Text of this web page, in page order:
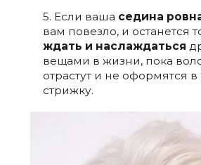
5. Если ваша седина
вам повезло, и останется
ждать и наслаждаться
вещами в жизни, пока
отрастут и не оформятся
стрижку.